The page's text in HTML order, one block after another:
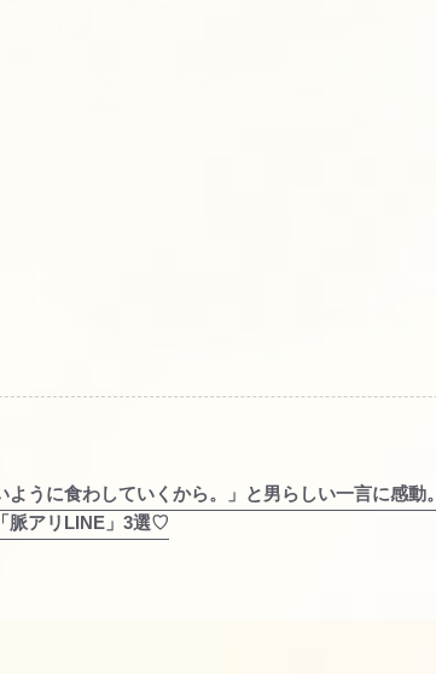
うに食わしていくから。」と男らしい一言に感動。
脈アリLINE」3選♡